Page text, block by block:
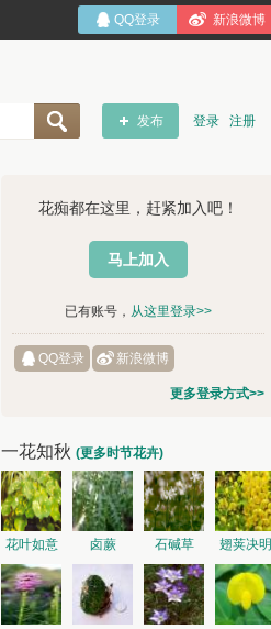
发布 登录 注册
花痴都在这里，赶紧加入吧！
马上加入
已有账号， 从这里登录>>
QQ登录 新浪微博
更多登录方式>>
一花知秋 (更多时节花卉)
花叶如意 卤蕨 石碱草 翅荚决明
QQ登录 新浪微博